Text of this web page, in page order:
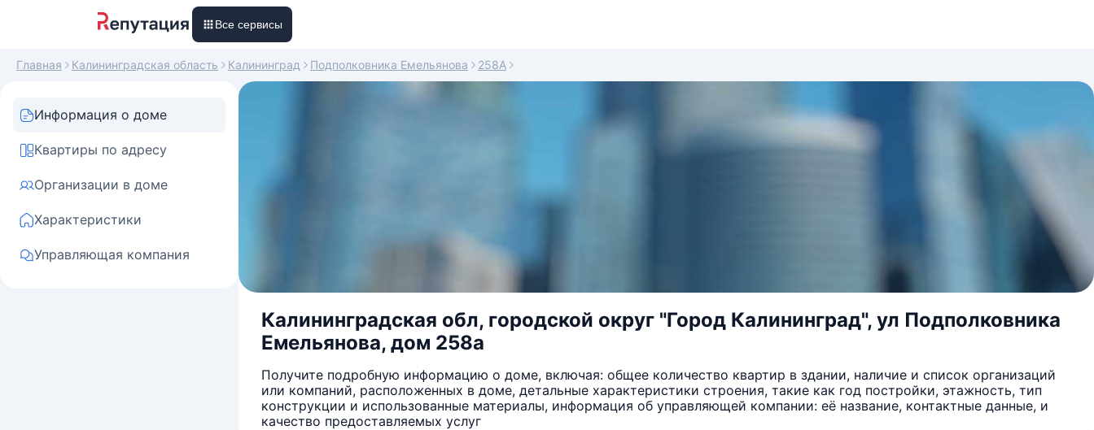
Все сервисы
Главная Калининградская область Калининград Подполковника Емельянова 258А
Информация о доме
Квартиры по адресу
Организации в доме
Характеристики
Управляющая компания
Калининградская обл, городской округ "Город Калининград", ул Подполковника
Емельянова, дом 258а
Получите подробную информацию о доме, включая: общее количество квартир в здании, наличие и список организаций
или компаний, расположенных в доме, детальные характеристики строения, такие как год постройки, этажность, тип
конструкции и использованные материалы, информация об управляющей компании: её название, контактные данные, и
качество предоставляемых услуг